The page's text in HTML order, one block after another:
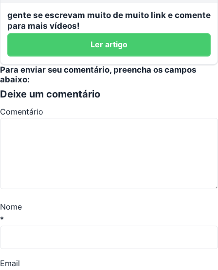
gente se escrevam muito de muito link e comente
para mais vídeos!
Ler artigo
Para enviar seu comentário, preencha os campos
abaixo:
Deixe um comentário
Comentário
Nome
*
Email